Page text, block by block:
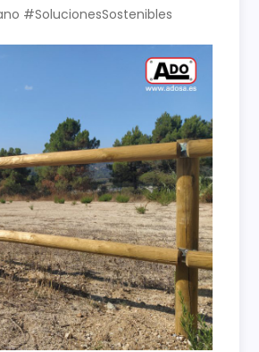
#SolucionesSostenibles